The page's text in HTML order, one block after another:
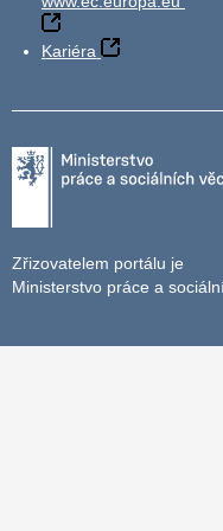
Kariéra
Zřizovatelem portálu je
Ministerstvo práce a